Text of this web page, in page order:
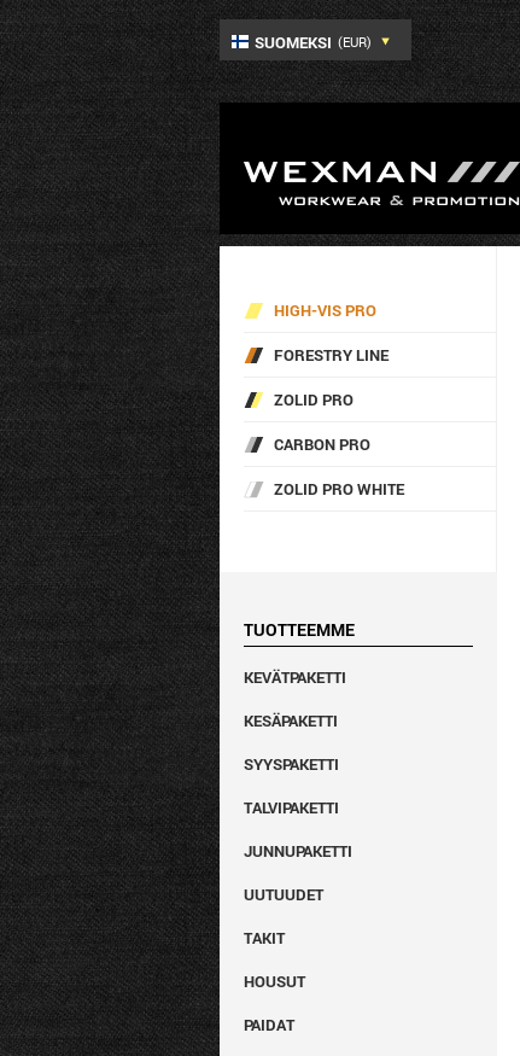
SUOMEKSI (EUR)
HIGH-VIS PRO
FORESTRY LINE
ZOLID PRO
CARBON PRO
ZOLID PRO WHITE
TUOTTEEMME
KEVÄTPAKETTI
KESÄPAKETTI
SYYSPAKETTI
TALVIPAKETTI
JUNNUPAKETTI
UUTUUDET
TAKIT
HOUSUT
PAIDAT